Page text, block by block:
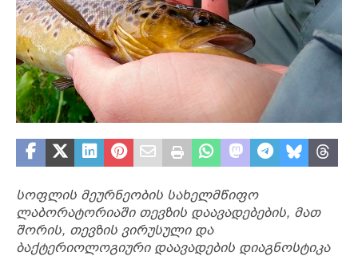
სოფლის მეურნეობის სახელმწიფო
ლაბორატორიაში თევზის დაავადებების, მათ
შორის, თევზის ვირუსული და
ბაქტერიოლოგიური დაავადების დიაგნოსტიკა